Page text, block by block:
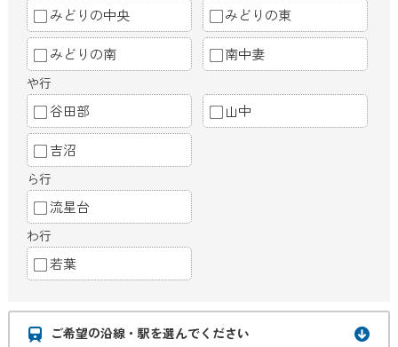
みどりの中央 みどりの東
みどりの南 南中妻
や行
谷田部 山中
吉沼
ら行
流星台
わ行
若葉
ご希望の沿線・駅を選んでください